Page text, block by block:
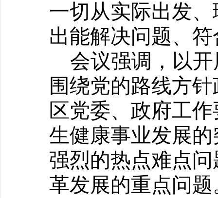
一切从实际出发
出能解决问题、
会议强调，以
围绕党的路线方
区党委、政府工
生健康事业发展
强烈的热点难点
革发展的重点问